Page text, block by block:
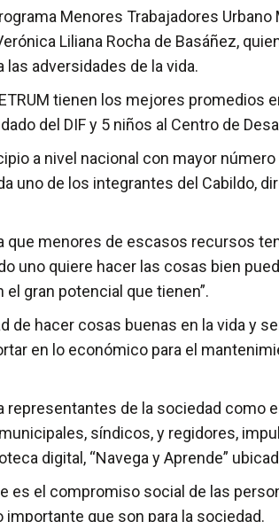
Menores Trabajadores
Liliana Rocha de Basáñez,
adversidades de la vida.
tienen los mejores promedios
del DIF y 5 niños al Centro de
a nivel nacional con mayor
uno de los integrantes del Cabildo,
que menores de escasos recursos
uno quiere hacer las cosas bien
gran potencial que tienen”.
hacer cosas buenas en la vida y
en lo económico para el
de la sociedad como
síndicos, y regidores,
digital, “Navega y Aprende”
es el compromiso social de las
que son para la sociedad.